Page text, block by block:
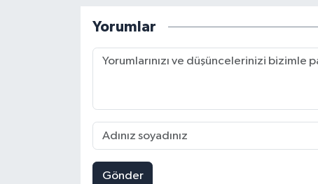
Yorumlar
Gönder